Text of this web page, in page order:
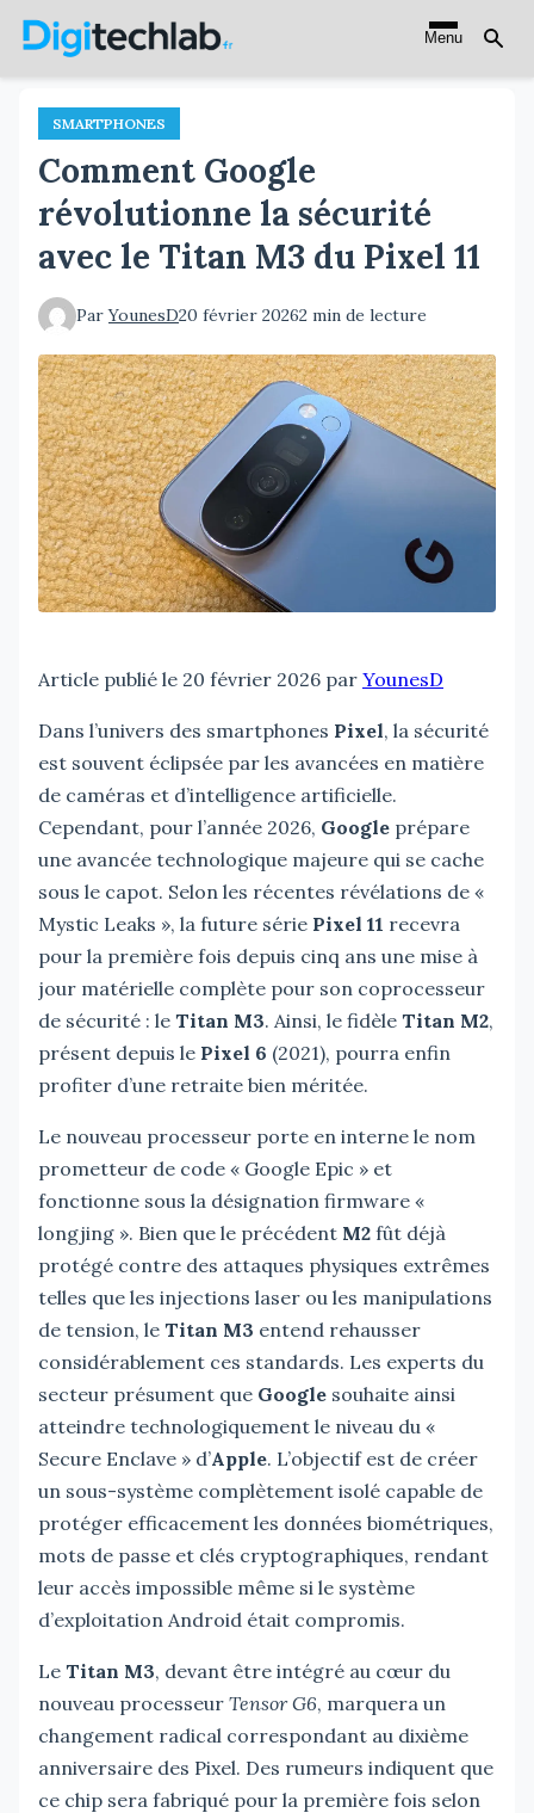
Aller
principal
Menu
SMARTPHONES
Comment Google
révolutionne la sécurité
avec le Titan M3 du Pixel 11
ParYounesD20 février 20262 min de lecture
Article publié le 20 février 2026 par YounesD
Dans l’univers des smartphones Pixel, la sécurité
est souvent éclipsée par les avancées en matière
de caméras et d’intelligence artificielle.
Cependant, pour l’année 2026, Google prépare
une avancée technologique majeure qui se cache
sous le capot. Selon les récentes révélations de «
Mystic Leaks », la future série Pixel 11 recevra
pour la première fois depuis cinq ans une mise à
jour matérielle complète pour son coprocesseur
de sécurité : le Titan M3. Ainsi, le fidèle Titan M2,
présent depuis le Pixel 6 (2021), pourra enfin
profiter d’une retraite bien méritée.
Le nouveau processeur porte en interne le nom
prometteur de code « Google Epic » et
fonctionne sous la désignation firmware «
longjing ». Bien que le précédent M2 fût déjà
protégé contre des attaques physiques extrêmes
telles que les injections laser ou les manipulations
de tension, le Titan M3 entend rehausser
considérablement ces standards. Les experts du
secteur présument que Google souhaite ainsi
atteindre technologiquement le niveau du «
Secure Enclave » d’Apple. L’objectif est de créer
un sous-système complètement isolé capable de
protéger efficacement les données biométriques,
mots de passe et clés cryptographiques, rendant
leur accès impossible même si le système
d’exploitation Android était compromis.
Le Titan M3, devant être intégré au cœur du
nouveau processeur Tensor G6, marquera un
changement radical correspondant au dixième
anniversaire des Pixel. Des rumeurs indiquent que
ce chip sera fabriqué pour la première fois selon